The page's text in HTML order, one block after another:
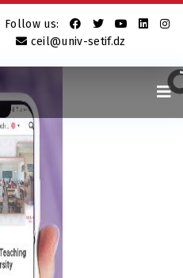
Follow us:
ceil@univ-setif.dz